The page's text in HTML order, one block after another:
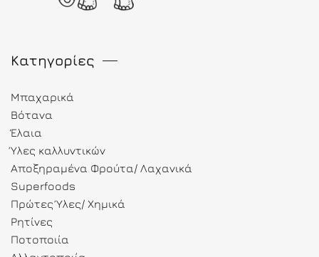
Κατηγορίες
Μπαχαρικά
Βότανα
Έλαια
Ύλες καλλυντικών
Αποξηραμένα Φρούτα/ Λαχανικά
Superfoods
Πρώτες Ύλες/ Χημικά
Ρητίνες
Ποτοποιία